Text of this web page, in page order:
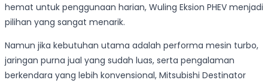
hemat untuk penggunaan harian, Wuling Eksion PHEV menjadi
pilihan yang sangat menarik.
Namun jika kebutuhan utama adalah performa mesin turbo,
jaringan purna jual yang sudah luas, serta pengalaman
berkendara yang lebih konvensional, Mitsubishi Destinator